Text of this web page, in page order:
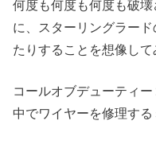
何度も何度も何度も破
に、スターリングラー
たりすることを想像して
コールオブデューティ
中でワイヤーを修理する